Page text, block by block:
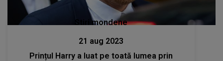
Stiri mondene
21 aug 2023
Prințul Harry a luat pe toată lumea prin